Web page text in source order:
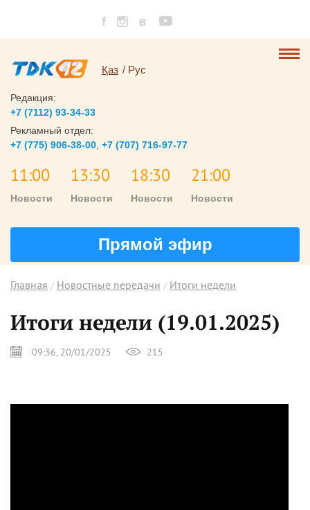
Қаз Рус
Редакция:
+7 (7112) 93-34-33
Рекламный отдел:
+7 (775) 906-38-00 +7 (707) 716-97-77
11:00
Новости
13:30
Новости
18:30
Новости
21:00
Новости
Прямой эфир
Главная Новостные передачи Итоги недели
Итоги недели (19.01.2025)
09:36, 20/01/2025 215